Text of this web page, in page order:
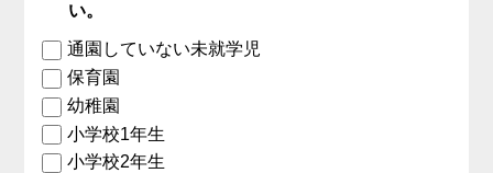
い。
通園していない未就学児
保育園
幼稚園
小学校1年生
小学校2年生